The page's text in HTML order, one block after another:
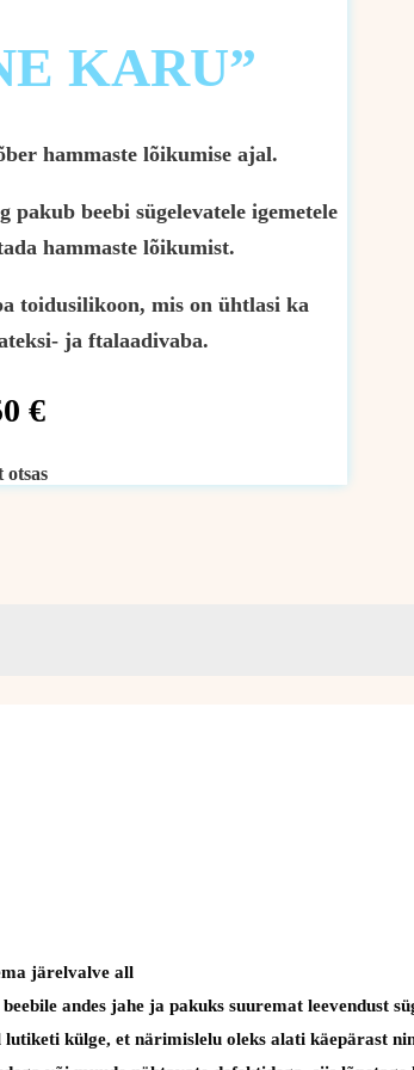
KARU”
hammaste lõikumise ajal.
beebi sügelevatele igemetele
hammaste lõikumist.
toidusilikoon, mis on ühtlasi ka
ja ftalaadivaba.
€
otsas
järelvalve all
andes jahe ja pakuks suuremat leevendust
külge, et närimislelu oleks alati käepärast